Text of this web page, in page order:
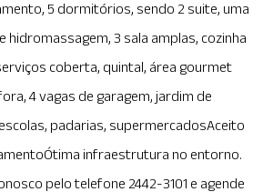
5 dormitórios, sendo 2 suite, uma
hidromassagem, 3 sala amplas, cozinha
coberta, quintal, área gourmet
4 vagas de garagem, jardim de
padarias, supermercadosAceito
infraestrutura no entorno.
pelo telefone 2442-3101 e agende